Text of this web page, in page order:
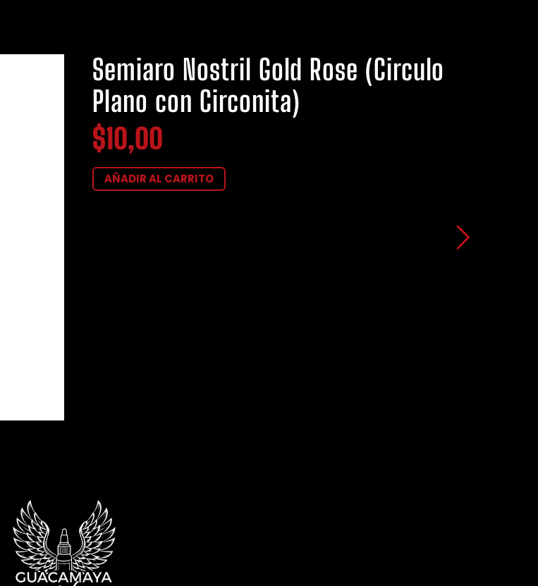
Semiaro Nostril Gold Rose (Circulo
Plano con Circonita)
$10,00
AÑADIR AL CARRITO